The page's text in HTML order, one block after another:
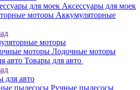
Аксессуары для моек
Аккумуляторные
моторы
Лодочные моторы
Товары для авто
для авто
Ручные пылесосы